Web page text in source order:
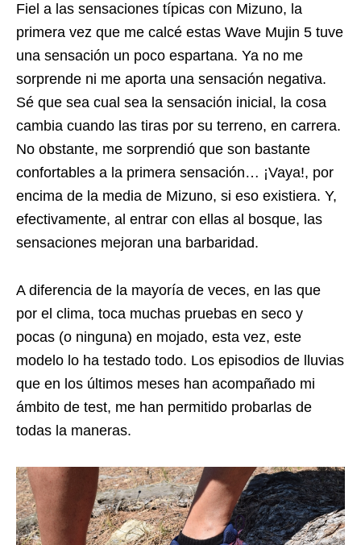
Fiel a las sensaciones típicas con Mizuno, la
primera vez que me calcé estas Wave Mujin 5 tuve
una sensación un poco espartana. Ya no me
sorprende ni me aporta una sensación negativa.
Sé que sea cual sea la sensación inicial, la cosa
cambia cuando las tiras por su terreno, en carrera.
No obstante, me sorprendió que son bastante
confortables a la primera sensación… ¡Vaya!, por
encima de la media de Mizuno, si eso existiera. Y,
efectivamente, al entrar con ellas al bosque, las
sensaciones mejoran una barbaridad.
A diferencia de la mayoría de veces, en las que
por el clima, toca muchas pruebas en seco y
pocas (o ninguna) en mojado, esta vez, este
modelo lo ha testado todo. Los episodios de lluvias
que en los últimos meses han acompañado mi
ámbito de test, me han permitido probarlas de
todas la maneras.